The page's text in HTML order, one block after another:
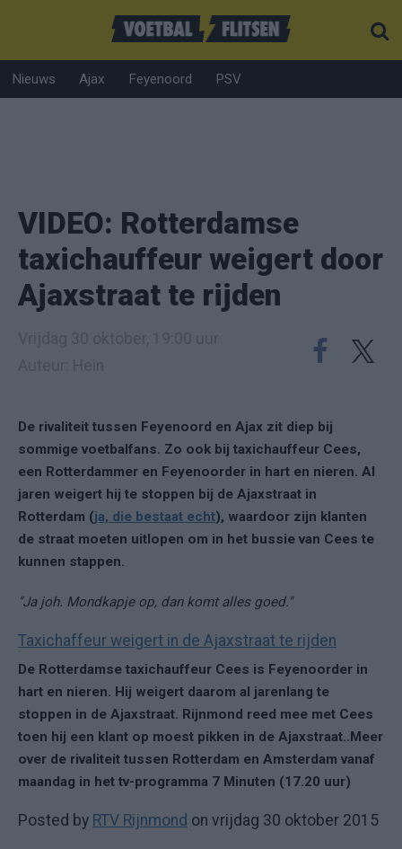
Nieuws Ajax Feyenoord PSV
VIDEO: Rotterdamse
taxichauffeur weigert door
Ajaxstraat te rijden
De rivaliteit tussen Feyenoord en Ajax zit diep bij
sommige voetbalfans. Zo ook bij taxichauffeur Cees,
een Rotterdammer en Feyenoorder in hart en nieren. Al
jaren weigert hij te stoppen bij de Ajaxstraat in
Rotterdam (ja, die bestaat echt), waardoor zijn klanten
de straat moeten uitlopen om in het bussie van Cees te
kunnen stappen.
"Ja joh. Mondkapje op, dan komt alles goed."
Taxichaffeur weigert in de Ajaxstraat te rijden
De Rotterdamse taxichauffeur Cees is Feyenoorder in
hart en nieren. Hij weigert daarom al jarenlang te
stoppen in de Ajaxstraat. Rijnmond reed mee met Cees
toen hij een klant op moest pikken in de Ajaxstraat..Meer
over de rivaliteit tussen Rotterdam en Amsterdam vanaf
maandag in het tv-programma 7 Minuten (17.20 uur)
Posted by RTV Rijnmond on vrijdag 30 oktober 2015